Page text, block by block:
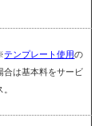
テンプレート使用の
合は基本料をサービ
。